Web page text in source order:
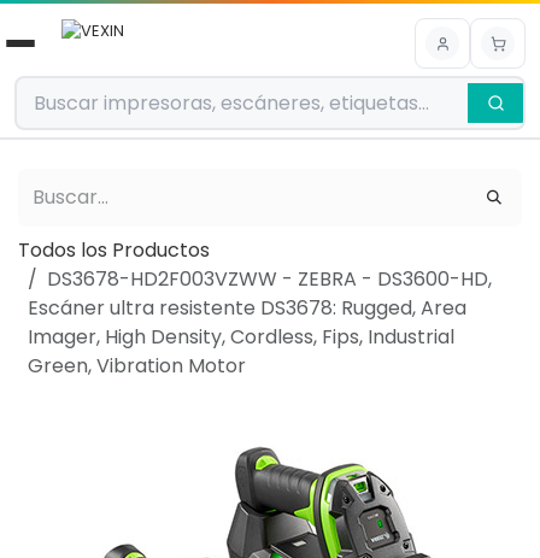
Ir al contenido
Todos los Productos
DS3678-HD2F003VZWW - ZEBRA - DS3600-HD,
Escáner ultra resistente DS3678: Rugged, Area
Imager, High Density, Cordless, Fips, Industrial
Green, Vibration Motor